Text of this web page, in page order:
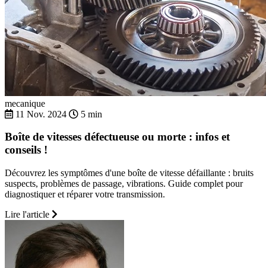
mecanique
11 Nov. 2024
5 min
Boîte de vitesses défectueuse ou morte : infos et
conseils !
Découvrez les symptômes d'une boîte de vitesse défaillante : bruits
suspects, problèmes de passage, vibrations. Guide complet pour
diagnostiquer et réparer votre transmission.
Lire l'article